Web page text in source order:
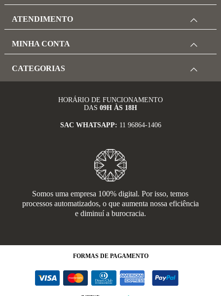
ATENDIMENTO
MINHA CONTA
CATEGORIAS
HORÁRIO DE FUNCIONAMENTO
DAS 09H ÀS 18H
SAC WHATSAPP: 11 96864-1406
Somos uma empresa 100% digital. Por isso, temos
processos automatizados, o que aumenta nossa eficiência
e diminuí a burocracia.
FORMAS DE PAGAMENTO